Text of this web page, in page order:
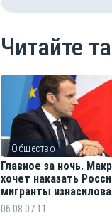
Читайте
Общество
Главное за ночь.
хочет наказать
мигранты
ребёнка
06.08 07:11